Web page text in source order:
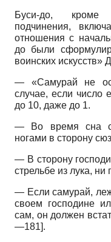
Буси-до, кроме
подчинения,
отношения с
до были
воинских искусств»
— «Самурай не
случае, если число
до 10, даже до 1.
—
Во время сна
ногами в сторону
— В сторону
стрельбе из лука,
— Если самурай,
своем господине
сам, он должен
—181].